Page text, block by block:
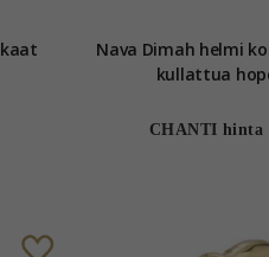
Nava Dimah helmi
kullattua
CHANTI hinta